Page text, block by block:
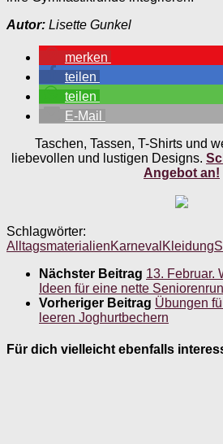
Autor: Lisette Gunkel
merken
teilen
teilen
E-Mail
Taschen, Tassen, T-Shirts und
liebevollen und lustigen Designs.
Angebot an!
Schlagwörter:
AlltagsmaterialienKarneval Kleidung
Nächster Beitrag 13. Februar.
Ideen für eine nette
Vorheriger Beitrag Übungen
leeren Joghurtbechern
Für dich vielleicht ebenfalls